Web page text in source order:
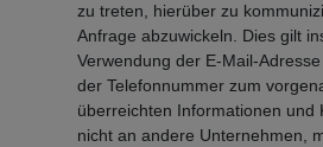
zu treten, hierüber zu
Anfrage abzuwickeln. Dies gilt
Verwendung der E-Mail-
der Telefonnummer zum
überreichten Informationen und
nicht an andere Unternehmen,